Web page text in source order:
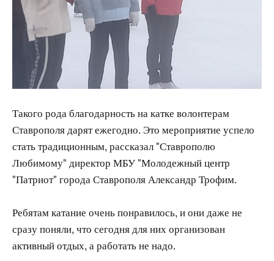
Такого рода благодарность на катке волонтерам
Ставрополя дарят ежегодно. Это мероприятие успело
стать традиционным, рассказал "Ставрополю
Любимому" директор МБУ "Молодежный центр
"Патриот" города Ставрополя Александр Трофим.
Ребятам катание очень понравилось, и они даже не
сразу поняли, что сегодня для них организован
активный отдых, а работать не надо.